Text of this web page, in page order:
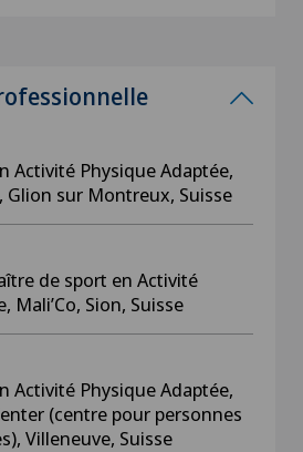
Activité Physique Adaptée,
Glion sur Montreux, Suisse
de sport en Activité
Mali’Co, Sion, Suisse
Activité Physique Adaptée,
(centre pour personnes
Villeneuve, Suisse